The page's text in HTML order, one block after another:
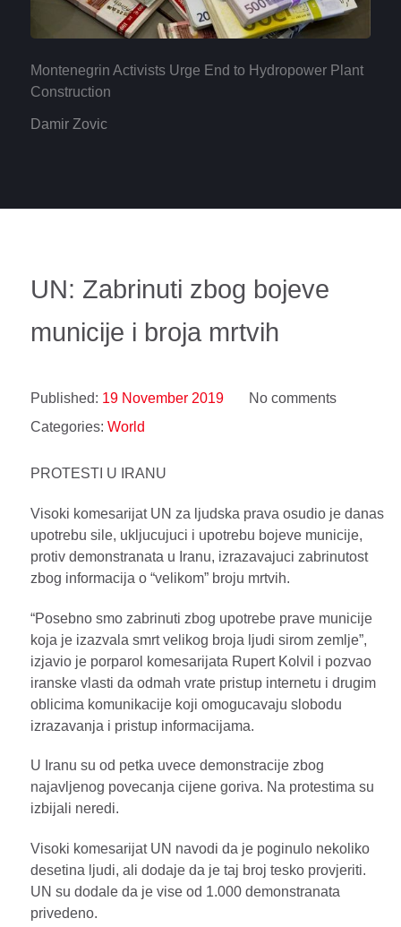
Montenegrin Activists Urge End to Hydropower Plant
Construction
Damir Zovic
UN: Zabrinuti zbog bojeve
municije i broja mrtvih
Published: 19 November 2019
No comments
Categories: World
PROTESTI U IRANU
Visoki komesarijat UN za ljudska prava osudio je danas
upotrebu sile, ukljucujuci i upotrebu bojeve municije,
protiv demonstranata u Iranu, izrazavajuci zabrinutost
zbog informacija o “velikom” broju mrtvih.
“Posebno smo zabrinuti zbog upotrebe prave municije
koja je izazvala smrt velikog broja ljudi sirom zemlje”,
izjavio je porparol komesarijata Rupert Kolvil i pozvao
iranske vlasti da odmah vrate pristup internetu i drugim
oblicima komunikacije koji omogucavaju slobodu
izrazavanja i pristup informacijama.
U Iranu su od petka uvece demonstracije zbog
najavljenog povecanja cijene goriva. Na protestima su
izbijali neredi.
Visoki komesarijat UN navodi da je poginulo nekoliko
desetina ljudi, ali dodaje da je taj broj tesko provjeriti.
UN su dodale da je vise od 1.000 demonstranata
privedeno.